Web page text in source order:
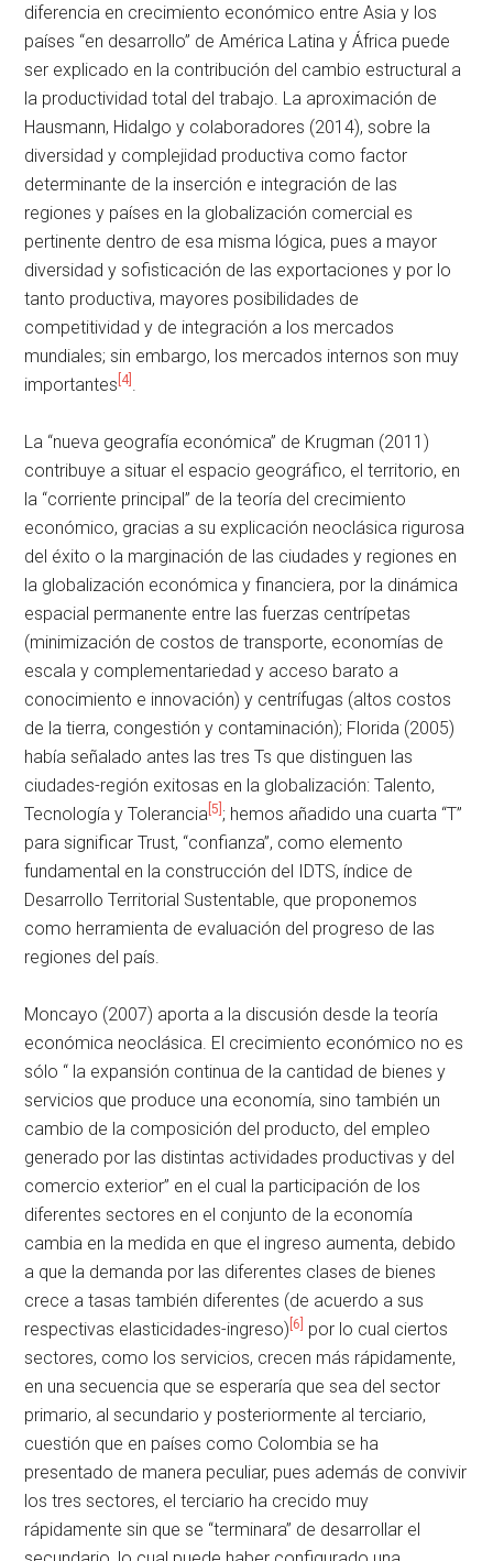
diferencia en crecimiento económico entre Asia y los
países “en desarrollo” de América Latina y África puede
ser explicado en la contribución del cambio estructural a
la productividad total del trabajo. La aproximación de
Hausmann, Hidalgo y colaboradores (2014), sobre la
diversidad y complejidad productiva como factor
determinante de la inserción e integración de las
regiones y países en la globalización comercial es
pertinente dentro de esa misma lógica, pues a mayor
diversidad y sofisticación de las exportaciones y por lo
tanto productiva, mayores posibilidades de
competitividad y de integración a los mercados
mundiales; sin embargo, los mercados internos son muy
importantes [4] .
La “nueva geografía económica” de Krugman (2011)
contribuye a situar el espacio geográfico, el territorio, en
la “corriente principal” de la teoría del crecimiento
económico, gracias a su explicación neoclásica rigurosa
del éxito o la marginación de las ciudades y regiones en
la globalización económica y financiera, por la dinámica
espacial permanente entre las fuerzas centrípetas
(minimización de costos de transporte, economías de
escala y complementariedad y acceso barato a
conocimiento e innovación) y centrífugas (altos costos
de la tierra, congestión y contaminación); Florida (2005)
había señalado antes las tres Ts que distinguen las
ciudades-región exitosas en la globalización: Talento,
Tecnología y Tolerancia [5] ; hemos añadido una cuarta “T”
para significar Trust, “confianza”, como elemento
fundamental en la construcción del IDTS, índice de
Desarrollo Territorial Sustentable, que proponemos
como herramienta de evaluación del progreso de las
regiones del país.
Moncayo (2007) aporta a la discusión desde la teoría
económica neoclásica. El crecimiento económico no es
sólo “ la expansión continua de la cantidad de bienes y
servicios que produce una economía, sino también un
cambio de la composición del producto, del empleo
generado por las distintas actividades productivas y del
comercio exterior” en el cual la participación de los
diferentes sectores en el conjunto de la economía
cambia en la medida en que el ingreso aumenta, debido
a que la demanda por las diferentes clases de bienes
crece a tasas también diferentes (de acuerdo a sus
respectivas elasticidades-ingreso) [6]
por lo cual ciertos
sectores, como los servicios, crecen más rápidamente,
en una secuencia que se esperaría que sea del sector
primario, al secundario y posteriormente al terciario,
cuestión que en países como Colombia se ha
presentado de manera peculiar, pues además de convivir
los tres sectores, el terciario ha crecido muy
rápidamente sin que se “terminara” de desarrollar el